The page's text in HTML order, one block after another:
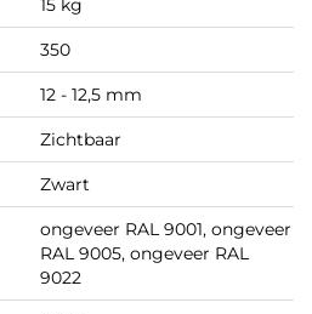
15 kg
350
12 - 12,5 mm
Zichtbaar
Zwart
ongeveer RAL 9001, ongeveer
RAL 9005, ongeveer RAL
9022